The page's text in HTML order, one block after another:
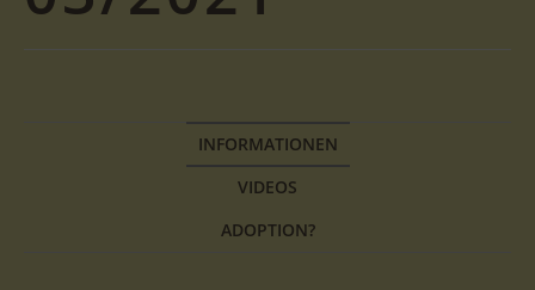
INFORMATIONEN
VIDEOS
ADOPTION?